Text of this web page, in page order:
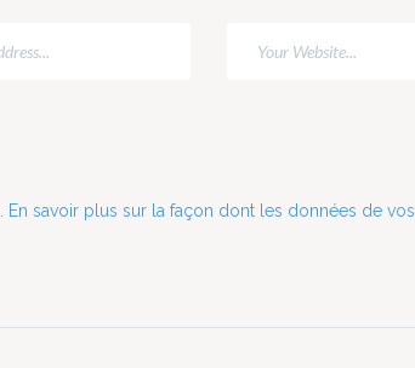
En savoir plus sur la façon dont les données de vos